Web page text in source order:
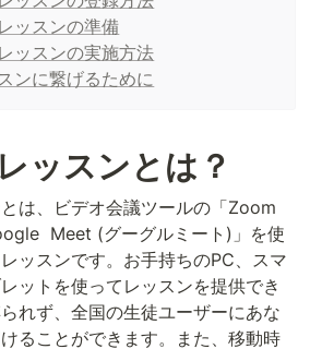
ッスンの準備
ッスンの実施方法
ンに繋げるために
ッスンとは？
は、ビデオ会議ツールの「Zoom
Meet (グーグルミート)」を使
ッスンです。お手持ちのPC、スマ
ットを使ってレッスンを提供でき
れず、全国の生徒ユーザーにあな
ることができます。また、移動時